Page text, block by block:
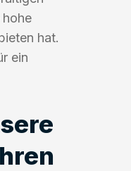
hat.
ein